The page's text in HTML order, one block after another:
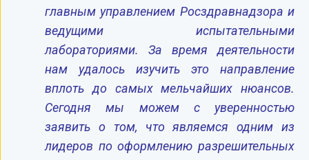
главным управлением Росздравнадзора и
ведущими испытательными
лабораториями. За время деятельности
нам удалось изучить это направление
вплоть до самых мельчайших нюансов.
Сегодня мы можем с уверенностью
заявить о том, что являемся одним из
лидеров по оформлению разрешительных